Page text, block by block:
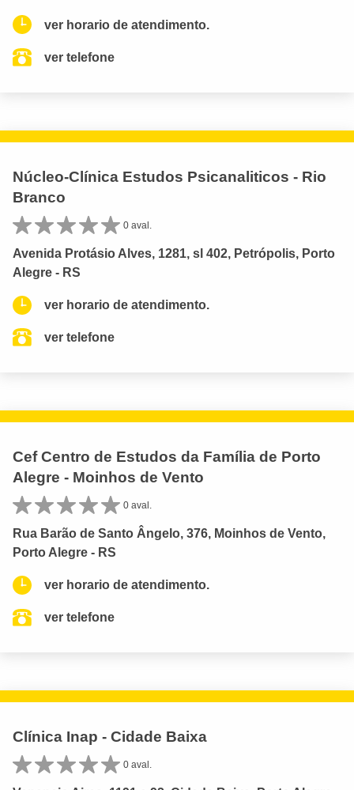
ver horario de atendimento.
ver telefone
Núcleo-Clínica Estudos Psicanaliticos - Rio
Branco
0 aval.
Avenida Protásio Alves, 1281, sl 402, Petrópolis, Porto
Alegre - RS
ver horario de atendimento.
ver telefone
Cef Centro de Estudos da Família de Porto
Alegre - Moinhos de Vento
0 aval.
Rua Barão de Santo Ângelo, 376, Moinhos de Vento,
Porto Alegre - RS
ver horario de atendimento.
ver telefone
Clínica Inap - Cidade Baixa
0 aval.